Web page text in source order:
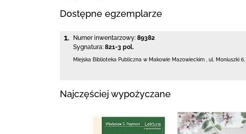
Dostępne egzemplarze
1. Numer inwentarzowy: 89382
Sygnatura: 821-3 pol.
Miejska Biblioteka Publiczna w Makowie Mazowieckim ul. Moniuszki 6
Najczęściej wypożyczane